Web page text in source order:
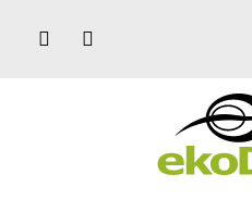
obsah